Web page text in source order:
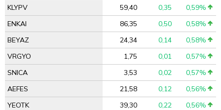
KLYPV
59,40 0,35
0,59%
ENKAI
86,35 0,50
0,58%
BEYAZ
24,34 0,14
0,58%
VRGYO
1,75 0,01
0,57%
SNICA
3,53 0,02
0,57%
AEFES
21,58 0,12
0,56%
YEOTK
39,30 0,22
0,56%